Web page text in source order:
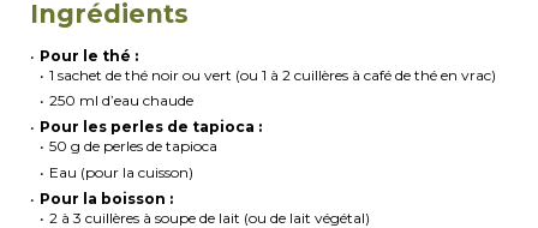
Ingrédients
Pour le thé :
1 sachet de thé noir ou vert (ou 1 à 2 cuillères à café de thé en vrac)
250 ml d’eau chaude
Pour les perles de tapioca :
50 g de perles de tapioca
Eau (pour la cuisson)
Pour la boisson :
2 à 3 cuillères à soupe de lait (ou de lait végétal)